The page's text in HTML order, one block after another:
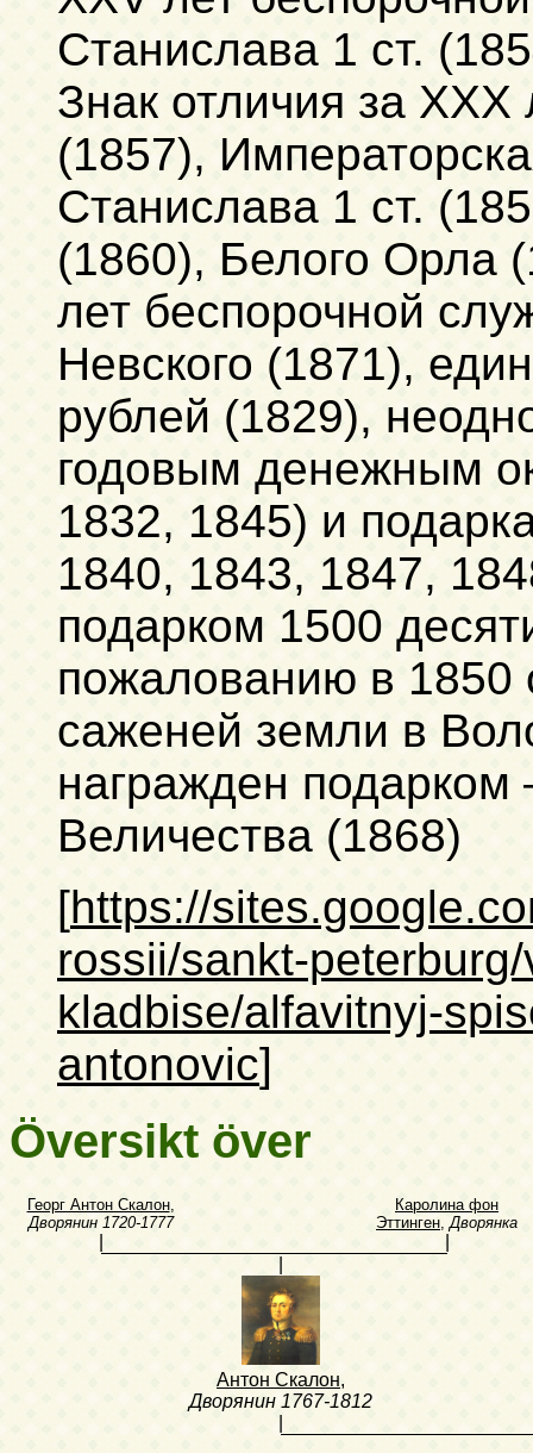
Станислава 1 ст.
Знак отличия за
(1857),
Станислава 1 ст.
(1860), Белого Орла
лет беспорочной
Невского (1871),
рублей (1829),
годовым денежным
1832, 1845) и
1840, 1843, 1847,
подарком 1500
пожалованию в 1850
саженей земли в
награжден подарком
Величества (1868)
[https://
rossii/sankt-
kladbise/alfavitnyj-
antonovic]
Översikt över
Георг Антон Скалон,
Дворянин 1720-1777
Каролина фон
Эттинген Дворянка
Антон Скалон,
Дворянин 1767-1812